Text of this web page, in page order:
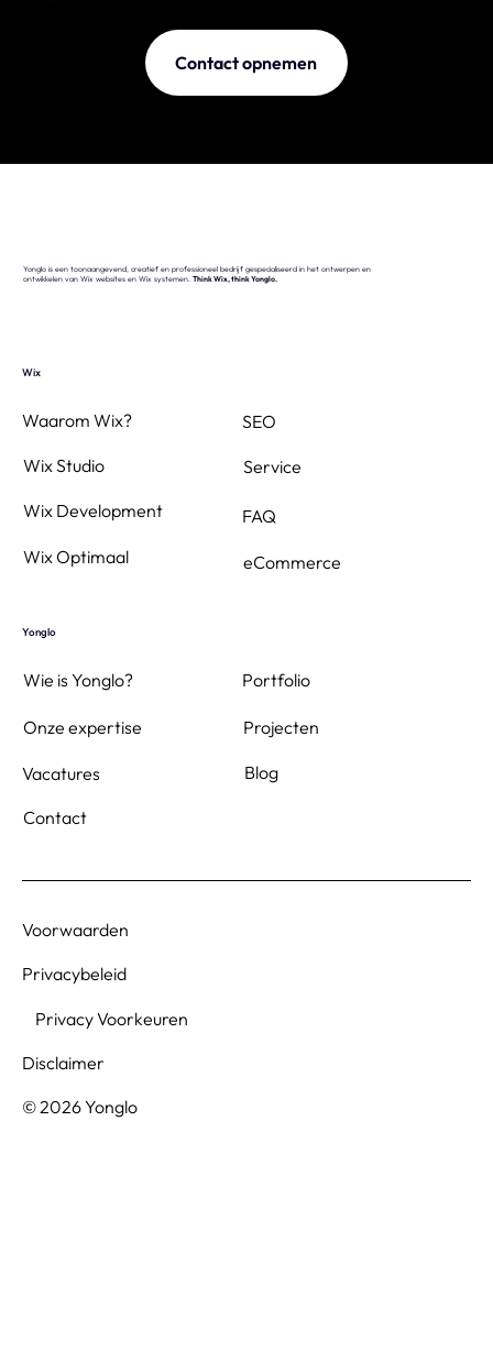
Contact opnemen
Yonglo is een toonaangevend, creatief en professioneel bedrijf gespecialiseerd in het ontwerpen en
ontwikkelen van Wix websites en Wix systemen. Think Wix, think Yonglo.
Wix
Waarom Wix?
Wix Studio
Wix Development
Wix Optimaal
SEO
eCommerce
Service
FAQ
Yonglo
Wie is Yonglo?
Onze expertise
Vacatures
Contact
Portfolio
Projecten
Blog
Voorwaarden
Privacybeleid
Privacy Voorkeuren
Disclaimer
© 2026 Yonglo